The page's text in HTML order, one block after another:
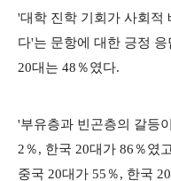
'대학 진학 기회가 사회적
다'는 문항에 대한 긍정
20대는 48％였다.
'부유층과 빈곤층의 갈등
2％, 한국 20대가 86％였
중국 20대가 55％, 한국